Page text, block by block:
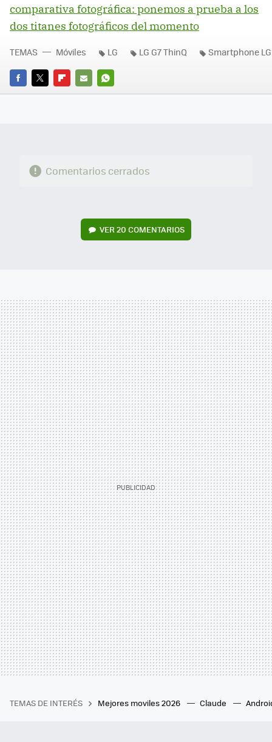
comparativa fotográfica: ponemos a prueba a los
dos titanes fotográficos del momento
FACEBOOK
TWITTERFLIPBOARD
E-
WHATSAPP
TEMAS Móviles LG LG G7 ThinQ Smartphone LG
Comentarios cerrados
VER 20 COMENTARIOS
TEMAS DE INTERÉS Mejores moviles 2026 Claude